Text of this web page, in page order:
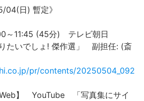
04(日) 暫定》
～11:45 (45分) テレビ朝日
りたいでしょ! 傑作選」 副担任: (斎
pr/contents/20250504_092
】 YouTube 「写真集にサイ